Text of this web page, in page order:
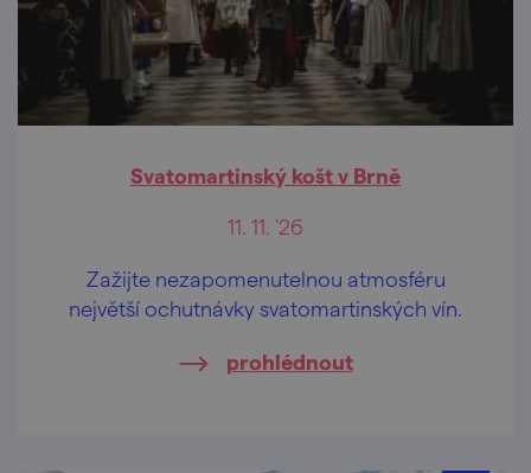
Svatomartinský košt v Brně
11. 11. '26
Zažijte nezapomenutelnou atmosféru
největší ochutnávky svatomartinských vín.
prohlédnout